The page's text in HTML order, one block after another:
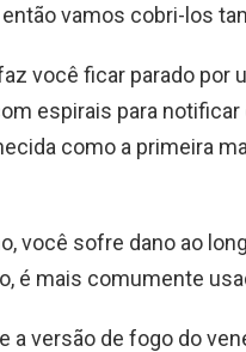
vamos cobri-los
você ficar parado por
espirais para notificar
como a primeira
você sofre dano ao
é mais comumente
a versão de fogo do